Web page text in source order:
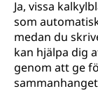
Ja, vissa
som
medan du
kan hjälpa dig
genom att ge